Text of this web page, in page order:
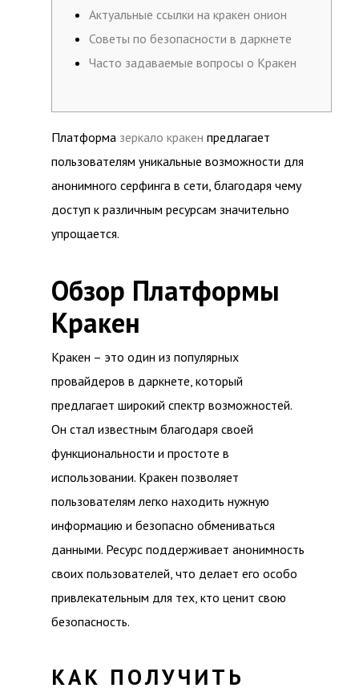
Актуальные ссылки на кракен онион
Советы по безопасности в даркнете
Часто задаваемые вопросы о Кракен
Платформа зеркало кракен предлагает
пользователям уникальные возможности для
анонимного серфинга в сети, благодаря чему
доступ к различным ресурсам значительно
упрощается.
Обзор Платформы
Кракен
Кракен – это один из популярных
провайдеров в даркнете, который
предлагает широкий спектр возможностей.
Он стал известным благодаря своей
функциональности и простоте в
использовании. Кракен позволяет
пользователям легко находить нужную
информацию и безопасно обмениваться
данными. Ресурс поддерживает анонимность
своих пользователей, что делает его особо
привлекательным для тех, кто ценит свою
безопасность.
КАК ПОЛУЧИТЬ